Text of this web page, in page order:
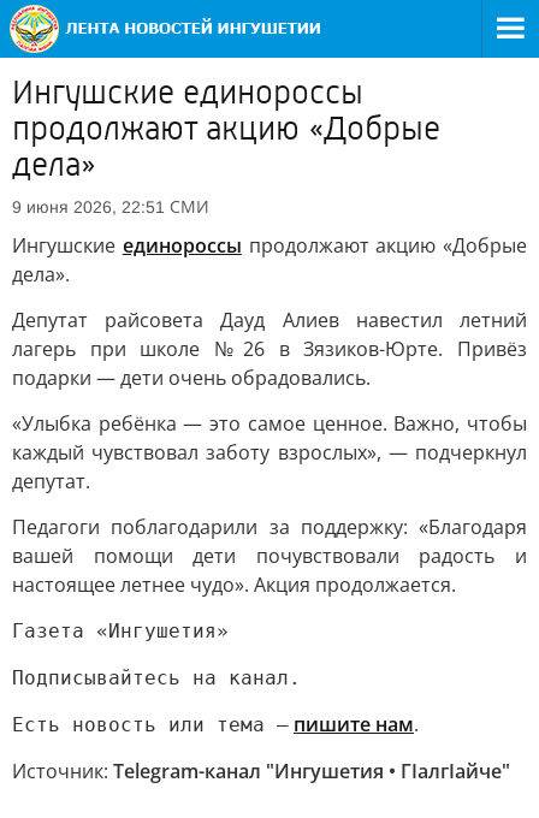
Ингушские единороссы
продолжают акцию «Добрые
дела»
9 июня 2026, 22:51 СМИ
Ингушские единороссы продолжают акцию «Добрые
дела».
Депутат райсовета Дауд Алиев навестил летний
лагерь при школе №26 в Зязиков-Юрте. Привёз
подарки — дети очень обрадовались.
«Улыбка ребёнка — это самое ценное. Важно, чтобы
каждый чувствовал заботу взрослых», — подчеркнул
депутат.
Педагоги поблагодарили за поддержку: «Благодаря
вашей помощи дети почувствовали радость и
настоящее летнее чудо». Акция продолжается.
Газета «Ингушетия»
Подписывайтесь на канал.
Есть новость или тема — пишите нам.
Источник: Telegram-канал "Ингушетия • ГIалгIайче"